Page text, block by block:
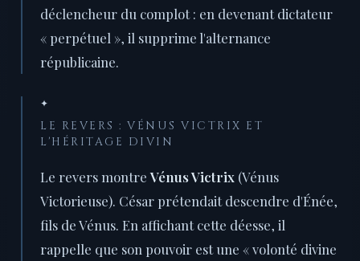
déclencheur du complot : en devenant dictateur
« perpétuel », il supprime l'alternance
républicaine.
✦
LE REVERS : VÉNUS VICTRIX ET
L'HÉRITAGE DIVIN
Le revers montreVénus Victrix (Vénus
Victorieuse). César prétendait descendre d'Énée,
fils de Vénus. En affichant cette déesse, il
rappelle que son pouvoir est une « volonté divine